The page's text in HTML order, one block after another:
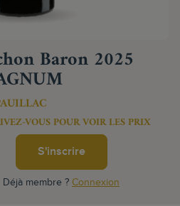
Baron 2025
VOUS POUR VOIR LES PRIX
S'inscrire
Déjà membre ? Connexion